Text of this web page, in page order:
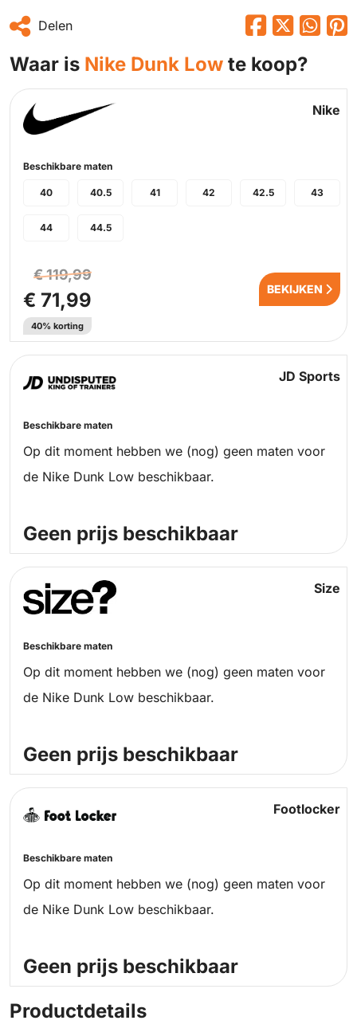
Delen
Waar is Nike Dunk Low te koop?
JD Sports
Beschikbare maten
Op dit moment hebben we (nog) geen maten voor
de Nike Dunk Low beschikbaar.
Geen prijs beschikbaar
Size
Beschikbare maten
Op dit moment hebben we (nog) geen maten voor
de Nike Dunk Low beschikbaar.
Geen prijs beschikbaar
Footlocker
Beschikbare maten
Op dit moment hebben we (nog) geen maten voor
de Nike Dunk Low beschikbaar.
Geen prijs beschikbaar
Nike
Beschikbare maten
44.5
44
41 42 42.5
40.5
40 43
€ 119,99
€ 71,99
40% korting
BEKIJKEN
Productdetails